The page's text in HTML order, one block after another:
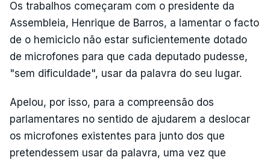
Os trabalhos começaram com o presidente da
Assembleia, Henrique de Barros, a lamentar o facto
de o hemiciclo não estar suficientemente dotado
de microfones para que cada deputado pudesse,
"sem dificuldade", usar da palavra do seu lugar.
Apelou, por isso, para a compreensão dos
parlamentares no sentido de ajudarem a deslocar
os microfones existentes para junto dos que
pretendessem usar da palavra, uma vez que